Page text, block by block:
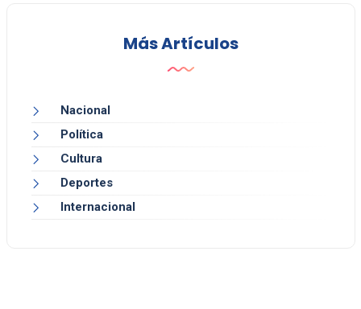
Más Artículos
Nacional
Política
Cultura
Deportes
Internacional